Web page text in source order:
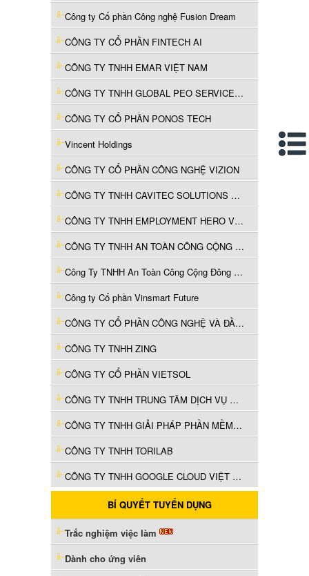
Công ty Cổ phần Công nghệ Fusion Dream
CÔNG TY CỔ PHẦN FINTECH AI
CÔNG TY TNHH EMAR VIỆT NAM
CÔNG TY TNHH GLOBAL PEO SERVICES VIỆT NAM
CÔNG TY CỔ PHẦN PONOS TECH
Vincent Holdings
CÔNG TY CỔ PHẦN CÔNG NGHỆ VIZION
CÔNG TY TNHH CAVITEC SOLUTIONS VIỆT NAM
CÔNG TY TNHH EMPLOYMENT HERO VIỆT NAM
CÔNG TY TNHH AN TOÀN CÔNG CỘNG ĐÔNG NAM Á AXON
Công Ty TNHH An Toàn Công Cộng Đông Nam Á Axon
Công ty Cổ phần Vinsmart Future
CÔNG TY CỔ PHẦN CÔNG NGHỆ VÀ ĐẦU TƯ HDTECH
CÔNG TY TNHH ZING
CÔNG TY CỔ PHẦN VIETSOL
CÔNG TY TNHH TRUNG TÂM DỊCH VỤ CNTT MANULIFE VIỆT NAM
CÔNG TY TNHH GIẢI PHÁP PHẦN MỀM TƯỜNG MINH
CÔNG TY TNHH TORILAB
CÔNG TY TNHH GOOGLE CLOUD VIỆT NAM
BÍ QUYẾT TUYỂN DỤNG
Trắc nghiệm việc làm
Dành cho ứng viên